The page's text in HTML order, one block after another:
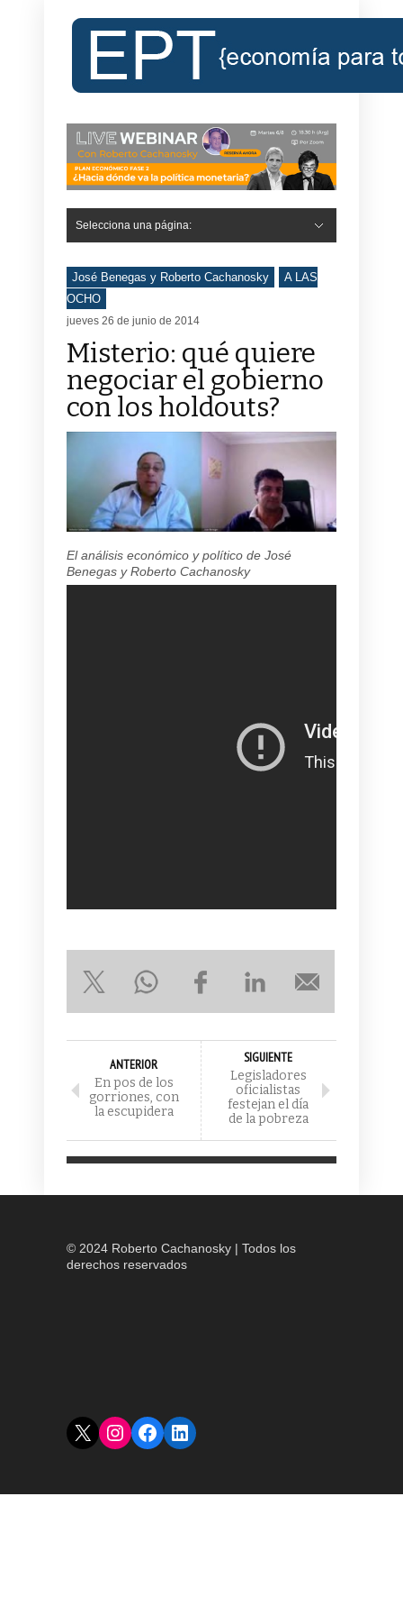
Selecciona una página:
José Benegas y Roberto Cachanosky
A LAS
OCHO
jueves 26 de junio de 2014
Misterio: qué quiere
negociar el gobierno
con los holdouts?
El análisis económico y político de José
Benegas y Roberto Cachanosky
ANTERIOR
En pos de los
gorriones, con
la escupidera
SIGUIENTE
Legisladores
oficialistas
festejan el día
de la pobreza
© 2024 Roberto Cachanosky | Todos los
derechos reservados
X Instagram
Facebook
LinkedIn